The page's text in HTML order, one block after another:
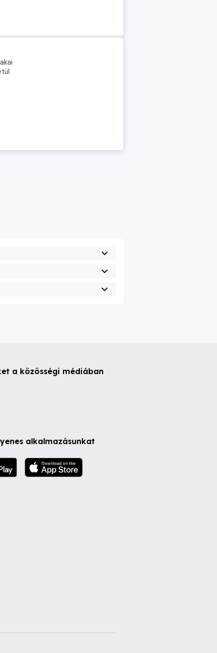
a közösségi médiában
alkalmazásunkat